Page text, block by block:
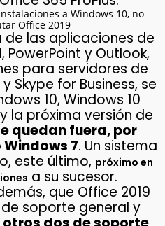
a Windows 10, no
Office 2019
de las aplicaciones de
PowerPoint y Outlook,
para servidores de
Skype for Business, se
10, Windows 10
y la próxima versión de
quedan fuera, por
7. Un sistema
este último, próximo en
a su sucesor.
que Office 2019
soporte general y